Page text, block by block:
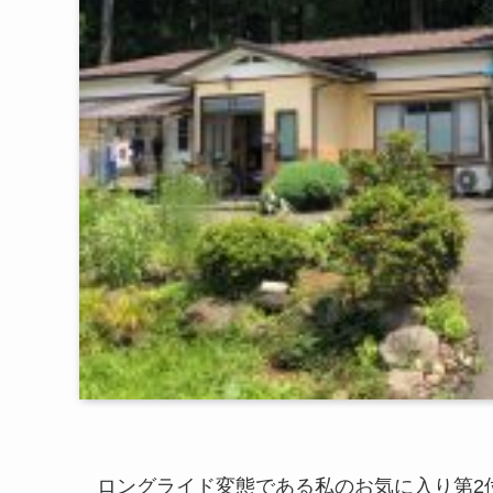
ロングライド変態である私のお気に入り第2